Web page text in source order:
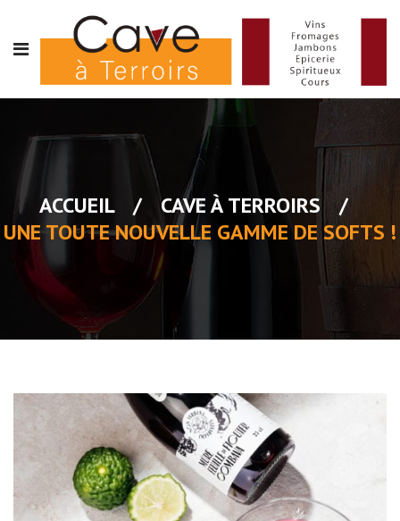
ACCUEIL / CAVE À TERROIRS
/
UNE TOUTE NOUVELLE GAMME DE SOFTS !